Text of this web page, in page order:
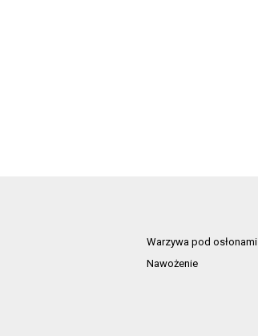
Warzywa pod osłonami
Nawożenie